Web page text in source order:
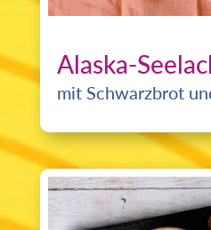
Alaska-
mit Schwarzbrot